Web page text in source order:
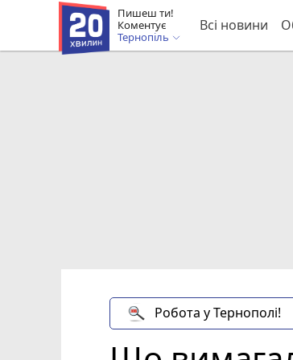
Пишеш ти!
Коментує
Тернопіль
Всі новини
Робота у Тернополі!